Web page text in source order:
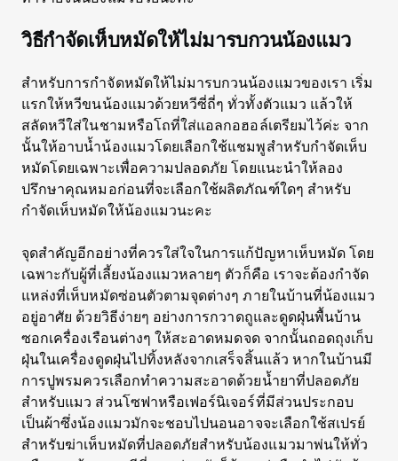
วิธีกำจัดเห็บหมัดให้ไม่มารบกวนน้องแมว
สำหรับการกำจัดหมัดให้ไม่มารบกวนน้องแมวของเรา เริ่ม
แรกให้หวีขนน้องแมวด้วยหวีซี่ถี่ๆ ทั่วทั้งตัวแมว แล้วให้
สลัดหวีใส่ในชามหรือโถที่ใส่แอลกอฮอล์เตรียมไว้ค่ะ จาก
นั้นให้อาบน้ำน้องแมวโดยเลือกใช้แชมพูสำหรับกำจัดเห็บ
หมัดโดยเฉพาะเพื่อความปลอดภัย โดยแนะนำให้ลอง
ปรึกษาคุณหมอก่อนที่จะเลือกใช้ผลิตภัณฑ์ใดๆ สำหรับ
กำจัดเห็บหมัดให้น้องแมวนะคะ
จุดสำคัญอีกอย่างที่ควรใส่ใจในการแก้ปัญหาเห็บหมัด โดย
เฉพาะกับผู้ที่เลี้ยงน้องแมวหลายๆ ตัวก็คือ เราจะต้องกำจัด
แหล่งที่เห็บหมัดซ่อนตัวตามจุดต่างๆ ภายในบ้านที่น้องแมว
อยู่อาศัย ด้วยวิธีง่ายๆ อย่างการกวาดถูและดูดฝุ่นพื้นบ้าน
ซอกเครื่องเรือนต่างๆ ให้สะอาดหมดจด จากนั้นถอดถุงเก็บ
ฝุ่นในเครื่องดูดฝุ่นไปทิ้งหลังจากเสร็จสิ้นแล้ว หากในบ้านมี
การปูพรมควรเลือกทำความสะอาดด้วยน้ำยาที่ปลอดภัย
สำหรับแมว ส่วนโซฟาหรือเฟอร์นิเจอร์ที่มีส่วนประกอบ
เป็นผ้าซึ่งน้องแมวมักจะชอบไปนอนอาจจะเลือกใช้สเปรย์
สำหรับฆ่าเห็บหมัดที่ปลอดภัยสำหรับน้องแมวมาพ่นให้ทั่ว